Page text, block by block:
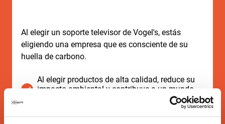
Al elegir un soporte televisor de Vogel's, estás
eligiendo una empresa que es consciente de su
huella de carbono.
Al elegir productos de alta calidad, reduce su
impacto ambiental y contribuye a un mundo